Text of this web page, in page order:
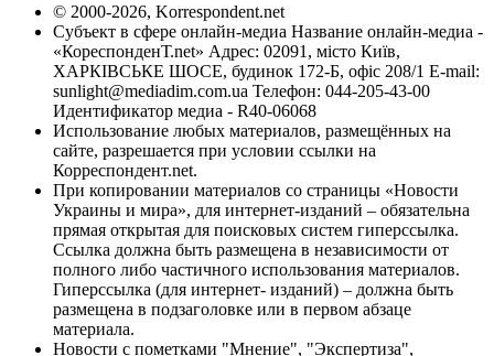
© 2000-2026, Korrespondent.net
Субъект в сфере онлайн-медиа Название онлайн-медиа -
«КореспонденТ.net» Адрес: 02091, місто Київ,
ХАРКІВСЬКЕ ШОСЕ, будинок 172-Б, офіс 208/1 E-mail:
sunlight@mediadim.com.ua Телефон: 044-205-43-00
Идентификатор медиа - R40-06068
Использование любых материалов, размещённых на
сайте, разрешается при условии ссылки на
Корреспондент.net.
При копировании материалов со страницы «Новости
Украины и мира», для интернет-изданий – обязательна
прямая открытая для поисковых систем гиперссылка.
Ссылка должна быть размещена в независимости от
полного либо частичного использования материалов.
Гиперссылка (для интернет- изданий) – должна быть
размещена в подзаголовке или в первом абзаце
материала.
Новости с пометками "Мнение", "Экспертиза",